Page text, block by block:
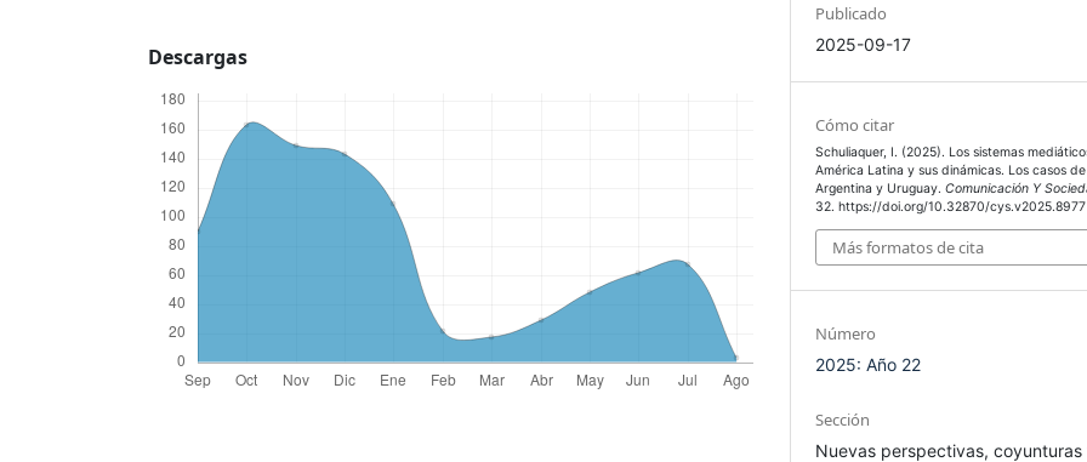
Descargas
Publicado
2025-09-17
Cómo citar
Schuliaquer, I. (2025). Los sistemas
América Latina y sus dinámicas. Los casos de
Argentina y Uruguay.Comunicación Y
32. https://doi.org/10.32870/cys.v2025.8977
Más formatos de cita
Número
2025: Año 22
Sección
Nuevas perspectivas, coyunturas